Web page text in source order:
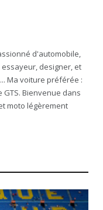
d'automobile,
designer, et
Ma voiture préférée :
Bienvenue dans
moto légèrement